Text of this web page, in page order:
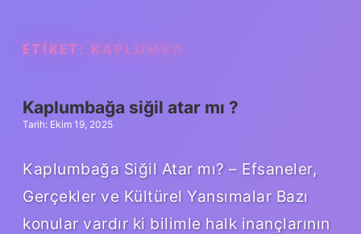
ETIKET: KAPLUMBA
Kaplumbağa siğil atar mı ?
Tarih: Ekim 19, 2025
Kaplumbağa Siğil Atar mı? – Efsaneler,
Gerçekler ve Kültürel Yansımalar Bazı
konular vardır ki bilimle halk inançlarının